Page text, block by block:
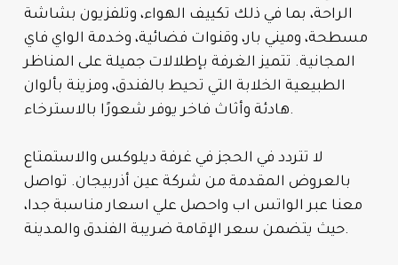
الراحة، بما في ذلك تكييف الهواء، وتلفزيون بشاشة
مسطحة، وميني بار، وقنوات فضائية، وخدمة الواي فاي
المجانية. تتميز الغرفة بإطلالات جميلة على المناظر
الطبيعية الخلابة التي تحيط بالفندق، ومزينة بألوان
هادئة وأثاث فاخر يوفر شعورًا بالاسترخاء.
لا تتردد في الحجز في غرفة ديلوكس والاستمتاع
بالعروض المقدمة من شركة عين أذربيجان. تواصل
معنا عبر الواتس اب واحصل علي اسعار مناسبة جدا،
حيث يتضمن سعر الإقامة ضريبة الفندق والمدينة.